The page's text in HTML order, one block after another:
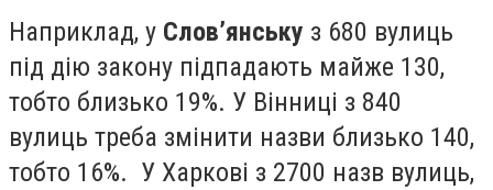
Наприклад, у Слов’янську з 680 вулиць
під дію закону підпадають майже 130,
тобто близько 19%. У Вінниці з 840
вулиць треба змінити назви близько 140,
тобто 16%. У Харкові з 2700 назв вулиць,